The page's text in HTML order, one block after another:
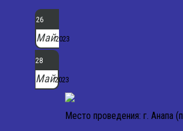
26
Май2023
28
Май2023
Место проведения: г. Анапа